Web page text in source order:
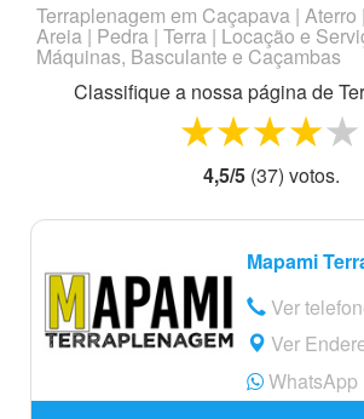
Terraplenagem em Caçapava | Aterro
Areia | Pedra | Terra | Locação e
Máquinas, Basculante e Caçambas
Classifique a nossa página de
4
3
2 stars
1 star
4,5/5(37) votos.
Mapami
Ver
Ver
WhatsApp